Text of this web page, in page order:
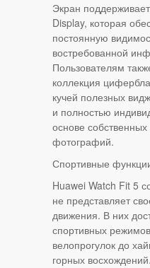
Экран
Display, которая
постоянную
востребованной
Пользователям
коллекция
кучей полезных
и полностью
основе
фотографий.
Спортивные
Huawei Watch Fit 5
не представляет
движения. В них
спортивных
велопрогулок до
горных восхождений.